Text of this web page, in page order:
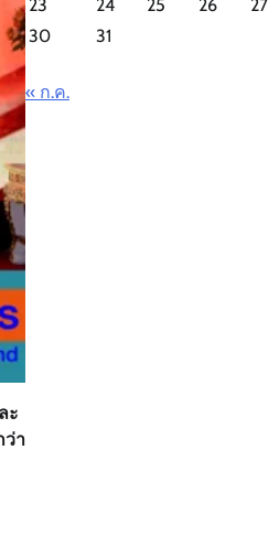
ะ
ว่า
23
24 25 26 27
30
31
« ก.ค.